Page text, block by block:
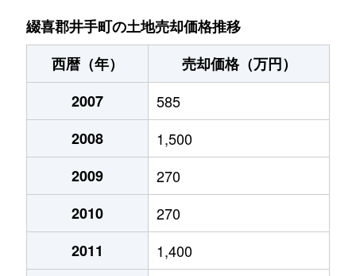
綴喜郡井手町の土地売却価格推移
西暦（年）
売却価格（万円）
2007
585
2008
1,500
2009
270
2010
270
2011
1,400